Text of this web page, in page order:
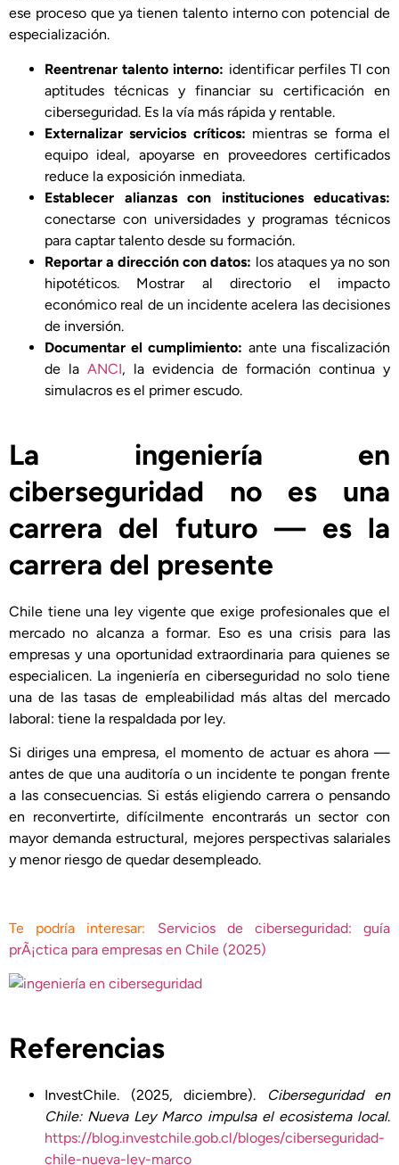
ese proceso que ya tienen talento interno con potencial de
especialización.
Reentrenar talento interno: identificar perfiles TI con
aptitudes técnicas y financiar su certificación en
ciberseguridad. Es la vía más rápida y rentable.
Externalizar servicios críticos: mientras se forma el
equipo ideal, apoyarse en proveedores certificados
reduce la exposición inmediata.
Establecer alianzas con instituciones educativas:
conectarse con universidades y programas técnicos
para captar talento desde su formación.
Reportar a dirección con datos: los ataques ya no son
hipotéticos. Mostrar al directorio el impacto
económico real de un incidente acelera las decisiones
de inversión.
Documentar el cumplimiento: ante una fiscalización
de la ANCI, la evidencia de formación continua y
simulacros es el primer escudo.
La ingeniería en
ciberseguridad no es una
carrera del futuro — es la
carrera del presente
Chile tiene una ley vigente que exige profesionales que el
mercado no alcanza a formar. Eso es una crisis para las
empresas y una oportunidad extraordinaria para quienes se
especialicen. La ingeniería en ciberseguridad no solo tiene
una de las tasas de empleabilidad más altas del mercado
laboral: tiene la respaldada por ley.
Si diriges una empresa, el momento de actuar es ahora —
antes de que una auditoría o un incidente te pongan frente
a las consecuencias. Si estás eligiendo carrera o pensando
en reconvertirte, difícilmente encontrarás un sector con
mayor demanda estructural, mejores perspectivas salariales
y menor riesgo de quedar desempleado.
Te podría interesar:
Servicios de ciberseguridad: guía
prÃ¡ctica para empresas en Chile (2025)
Referencias
InvestChile. (2025, diciembre).
Ciberseguridad en
Chile: Nueva Ley Marco impulsa el ecosistema local.
https://blog.investchile.gob.cl/bloges/ciberseguridad-
chile-nueva-ley-marco